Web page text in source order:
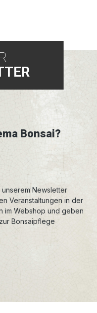
Bonsai?
unserem Newsletter
Veranstaltungen in der
im Webshop und geben
Bonsaipflege